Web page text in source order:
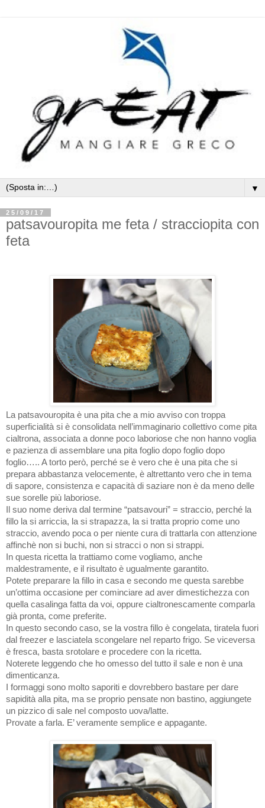
▼
25/09/17
patsavouropita me feta / stracciopita con
feta
La patsavouropita è una pita che a mio avviso con troppa
superficialità si è consolidata nell’immaginario collettivo come pita
cialtrona, associata a donne poco laboriose che non hanno voglia
e pazienza di assemblare una pita foglio dopo foglio dopo
foglio….. A torto però, perché se è vero che è una pita che si
prepara abbastanza velocemente, è altrettanto vero che in tema
di sapore, consistenza e capacità di saziare non è da meno delle
sue sorelle più laboriose.
Il suo nome deriva dal termine “patsavouri” = straccio, perché la
fillo la si arriccia, la si strapazza, la si tratta proprio come uno
straccio, avendo poca o per niente cura di trattarla con attenzione
affinchè non si buchi, non si stracci o non si strappi.
In questa ricetta la trattiamo come vogliamo, anche
maldestramente, e il risultato è ugualmente garantito.
Potete preparare la fillo in casa e secondo me questa sarebbe
un’ottima occasione per cominciare ad aver dimestichezza con
quella casalinga fatta da voi, oppure cialtronescamente comparla
già pronta, come preferite.
In questo secondo caso, se la vostra fillo è congelata, tiratela fuori
dal freezer e lasciatela scongelare nel reparto frigo. Se viceversa
è fresca, basta srotolare e procedere con la ricetta.
Noterete leggendo che ho omesso del tutto il sale e non è una
dimenticanza.
I formaggi sono molto saporiti e dovrebbero bastare per dare
sapidità alla pita, ma se proprio pensate non bastino, aggiungete
un pizzico di sale nel composto uova/latte.
Provate a farla. E’ veramente semplice e appagante.